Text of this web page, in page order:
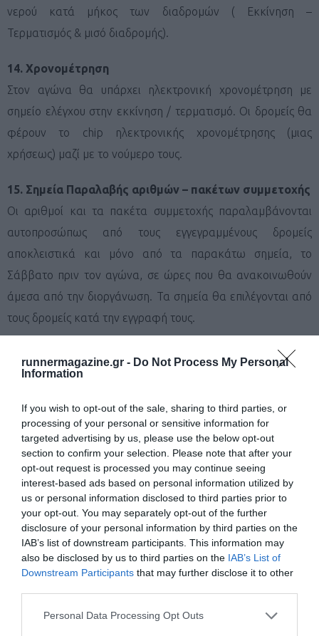
runnermagazine.gr - Do Not Process My Personal
Information
If you wish to opt-out of the sale, sharing to third parties, or
processing of your personal or sensitive information for
targeted advertising by us, please use the below opt-out
section to confirm your selection. Please note that after your
opt-out request is processed you may continue seeing
interest-based ads based on personal information utilized by
us or personal information disclosed to third parties prior to
your opt-out. You may separately opt-out of the further
disclosure of your personal information by third parties on the
IAB’s list of downstream participants. This information may
also be disclosed by us to third parties on the IAB’s List of
Downstream Participants that may further disclose it to other
Personal Data Processing Opt Outs
νερού κατά μήκος των διαδρομών ( Εκκίνηση –
Τερματισμός & μισό διαδρομής).
14. Χρονομέτρηση
Στον αγώνα θα υπάρχει ηλεκτρονική χρονομέτρηση με
σημείο ελέγχου στην εκκίνηση / τερματισμό. Οι δρομείς θα
φέρουν το chip ηλεκτρονικής χρονομέτρησης (μιας
χρήσεως) μαζί με το νούμερο τους.
15. Σημεία Παραλαβής αριθμών – πακέτων συμμετοχής
Οι αριθμοί και τα πακέτα συμμετοχής παραλαμβάνονται
αυτοπροσώπως από τους εγγεγραμμένους δρομείς
αποκλειστικά και μόνο από τα παρακάτω σημεία, το
Σάββατο πριν τον αγώνα, σε ώρες που θα ανακοινωθούν
άμεσα από την διοργάνωση. Τα σημεία θα επιλέγονται από
τους δρομείς κατά την εγγραφή τους.
Κατάστημα Outrun – Mαρίνα Φλοίσβου, Παλαιό
Κατάστημα Top Cycles – Βασ. Αλεξάνδρου 72,
Περιστέρι
16. Επικοινωνία
Email επικοινωνίας:info@mysportevent.gr»
Μάθετε πρώτοι όλα τα νέα για το τρέξιμο στην Ελλάδα
και τον κόσμο στοGoogleNews του Runnermagazine
Runnermagazine